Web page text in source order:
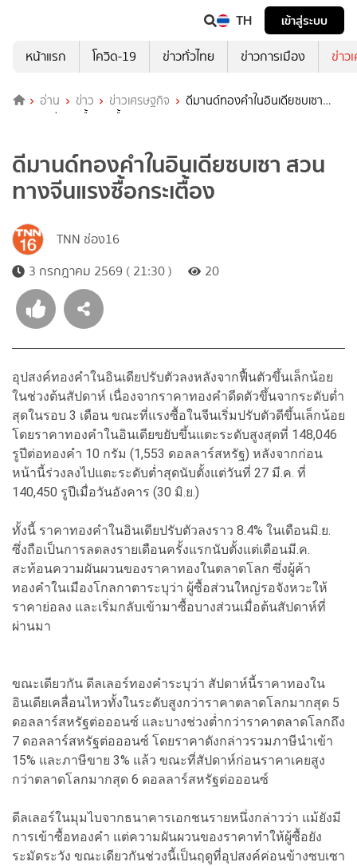
TH
เข้าสู่ระบบ
หน้าแรก
โควิด-19 ข่าวทั่วไทย ข่าวการเมือง ข่าว
อ่าน ข่าว ข่าวเศรษฐกิจ
ดีมานด์ทองคำในอินเดียซบเซา
สวนทางจีนแรงซื้อกระเตื้อง
ดีมานด์ทองคำในอินเดียซบเซา สวน
ทางจีนแรงซื้อกระเตื้อง
TNN ช่อง16
3 กรกฎาคม 2569 ( 21:30 )
20
อุปสงค์ทองคำในอินเดียปรับตัวลงหลังจากฟื้นตัวขึ้นเล็กน้อย
ในช่วงต้นสัปดาห์ เนื่องจากราคาทองคำดีดตัวขึ้นจากระดับต่ำ
สุดในรอบ 3 เดือน ขณะที่แรงซื้อในจีนเริ่มปรับตัวดีขึ้นเล็กน้อย
โดยราคาทองคำในอินเดียขยับขึ้นแตะระดับสูงสุดที่ 148,046
รูปีต่อทองคำ 10 กรัม (1,553 ดอลลาร์สหรัฐ) หลังจากก่อน
หน้านี้ร่วงลงไปแตะระดับต่ำสุดนับตั้งแต่วันที่ 27 มี.ค. ที่
140,450 รูปีเมื่อวันอังคาร (30 มิ.ย.)
ทั้งนี้ ราคาทองคำในอินเดียปรับตัวลงราว 8.4% ในเดือนมิ.ย.
ซึ่งถือเป็นการลดลงรายเดือนครั้งแรกนับตั้งแต่เดือนมี.ค.
สะท้อนความผันผวนของราคาทองในตลาดโลก ซึ่งผู้ค้า
ทองคำในเมืองโกลกาตาระบุว่า ผู้ซื้อส่วนใหญ่รอจังหวะให้
ราคาย่อลง และเริ่มกลับเข้ามาซื้อบางส่วนเมื่อต้นสัปดาห์ที่
ผ่านมา
ขณะเดียวกัน ดีลเลอร์ทองคำระบุว่า สัปดาห์นี้ราคาทองใน
อินเดียเคลื่อนไหวทั้งในระดับสูงกว่าราคาตลาดโลกมากสุด 5
ดอลลาร์สหรัฐต่อออนซ์ และบางช่วงต่ำกว่าราคาตลาดโลกถึง
7 ดอลลาร์สหรัฐต่อออนซ์ โดยราคาดังกล่าวรวมภาษีนำเข้า
15% และภาษีขาย 3% แล้ว ขณะที่สัปดาห์ก่อนราคาเคยสูง
กว่าตลาดโลกมากสุด 6 ดอลลาร์สหรัฐต่อออนซ์
ดีลเลอร์ในมุมไบจากธนาคารเอกชนรายหนึ่งกล่าวว่า แม้ยังมี
การเข้าซื้อทองคำ แต่ความผันผวนของราคาทำให้ผู้ซื้อยัง
ระมัดระวัง ขณะเดียวกันช่วงนี้เป็นฤดูที่อุปสงค์ค่อนข้างซบเซา